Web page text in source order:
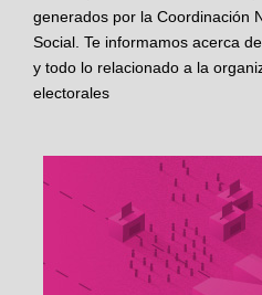
generados por la Coordinación
Social. Te informamos acerca
y todo lo relacionado a la
electorales